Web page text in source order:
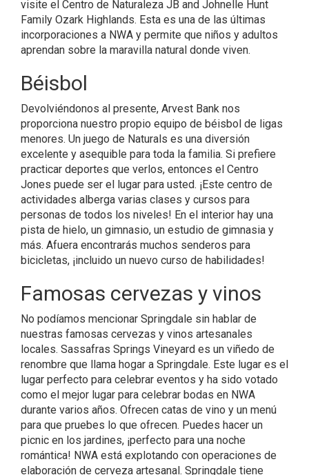
visite el Centro de Naturaleza JB and Johnelle Hunt
Family Ozark Highlands. Esta es una de las últimas
incorporaciones a NWA y permite que niños y adultos
aprendan sobre la maravilla natural donde viven.
Béisbol
Devolviéndonos al presente, Arvest Bank nos
proporciona nuestro propio equipo de béisbol de ligas
menores. Un juego de Naturals es una diversión
excelente y asequible para toda la familia. Si prefiere
practicar deportes que verlos, entonces el Centro
Jones puede ser el lugar para usted. ¡Este centro de
actividades alberga varias clases y cursos para
personas de todos los niveles! En el interior hay una
pista de hielo, un gimnasio, un estudio de gimnasia y
más. Afuera encontrarás muchos senderos para
bicicletas, ¡incluido un nuevo curso de habilidades!
Famosas cervezas y vinos
No podíamos mencionar Springdale sin hablar de
nuestras famosas cervezas y vinos artesanales
locales. Sassafras Springs Vineyard es un viñedo de
renombre que llama hogar a Springdale. Este lugar es el
lugar perfecto para celebrar eventos y ha sido votado
como el mejor lugar para celebrar bodas en NWA
durante varios años. Ofrecen catas de vino y un menú
para que pruebes lo que ofrecen. Puedes hacer un
picnic en los jardines, ¡perfecto para una noche
romántica! NWA está explotando con operaciones de
elaboración de cerveza artesanal. Springdale tiene